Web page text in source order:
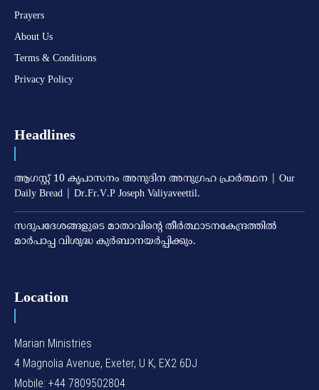
Prayers
About Us
Terms & Conditions
Privacy Policy
Headlines
ആഗസ്റ്റ് 10 കൃപാസനം അനുദിന അനുഗ്രഹ പ്രാർത്ഥന | Our
Daily Bread | Dr.Fr.V.P Joseph Valiyaveettil.
സദുപദേശങ്ങളുടെ മാതാവിന്റെ തീര്‍ത്ഥാടനകേന്ദ്രത്തില്‍
മാര്‍പാപ്പ വിശുദ്ധ കുര്‍ബാനയര്‍പ്പിക്കും.
Location
Marian Ministries
4 Magnolia Avenue, Exeter, U K, EX2 6DJ
Mobile: +44 7809502804